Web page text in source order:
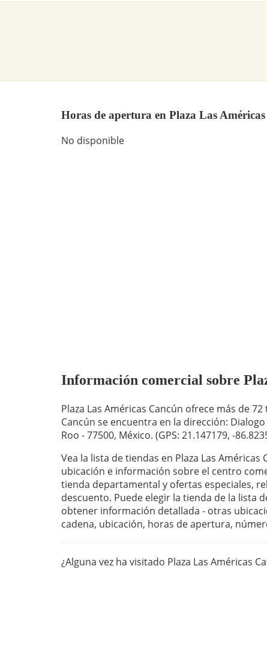
Horas de apertura en Plaza Las
No disponible
Información comercial sobre
Plaza Las Américas Cancún ofrece más de
Cancún se encuentra en la dirección:
Roo - 77500, México. (GPS: 21.147179, -
Vea la lista de tiendas en Plaza Las
ubicación e información sobre el centro
tienda departamental y ofertas especiales,
descuento. Puede elegir la tienda de la lista
obtener información detallada - otras
cadena, ubicación, horas de apertura,
¿Alguna vez ha visitado Plaza Las Américas